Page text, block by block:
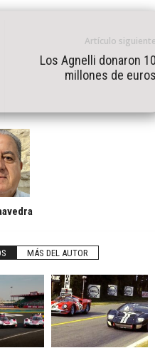
Artículo
Los Agnelli donaron
millones de
MÁS DEL AUTOR